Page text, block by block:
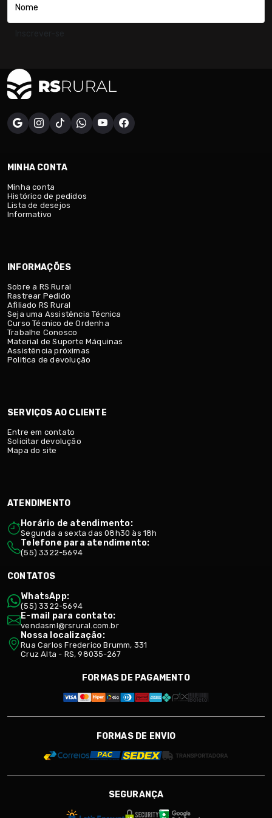
MINHA CONTA
Minha conta
Histórico de pedidos
Lista de desejos
Informativo
INFORMAÇÕES
Sobre a RS Rural
Rastrear Pedido
Afiliado RS Rural
Seja uma Assistência Técnica
Curso Técnico de Ordenha
Trabalhe Conosco
Material de Suporte Máquinas
Assistência próximas
Politica de devolução
SERVIÇOS AO CLIENTE
Entre em contato
Solicitar devolução
Mapa do site
ATENDIMENTO
Horário de atendimento:
Segunda a sexta das 08h30 às 18h
Telefone para atendimento:
(55) 3322-5694
CONTATOS
WhatsApp:
(55) 3322-5694
E-mail para contato:
vendasml@rsrural.com.br
Nossa localização:
Rua Carlos Frederico Brumm, 331
Cruz Alta - RS, 98035-267
FORMAS DE PAGAMENTO
FORMAS DE ENVIO
SEGURANÇA